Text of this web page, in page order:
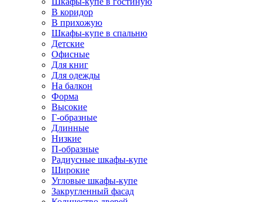
В коридор
В прихожую
Шкафы-купе в спальню
Детские
Офисные
Для книг
Для одежды
На балкон
Форма
Высокие
Г-образные
Длинные
Низкие
П-образные
Радиусные шкафы-купе
Широкие
Угловые шкафы-купе
Закругленный фасад